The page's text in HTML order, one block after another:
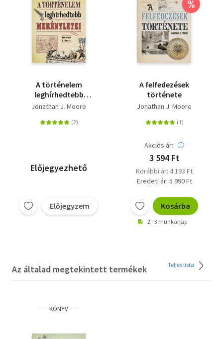
A történelem
leghírhedtebb
merényletei
Jonathan J. Moore
Előjegyezhető
Előjegyzem
%
A felfedezések
története
Jonathan J. Moore
Akciós ár:
3 594 Ft
Korábbi ár: 4 193 Ft
Eredeti ár: 5 990 Ft
Kosárba
2 - 3 munkanap
Az általad megtekintett termékek Teljes lista
KÖNYV